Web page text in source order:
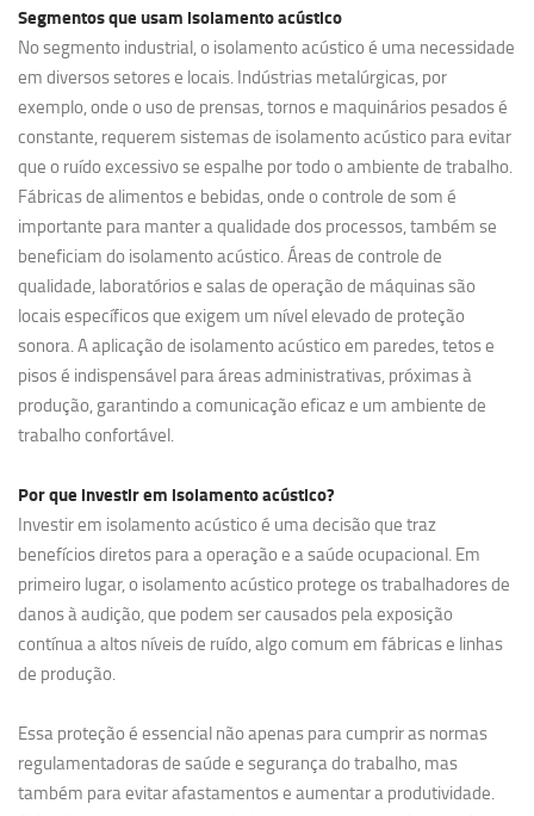
Segmentos que usam isolamento acústico
No segmento industrial, o isolamento acústico é uma necessidade
em diversos setores e locais. Indústrias metalúrgicas, por
exemplo, onde o uso de prensas, tornos e maquinários pesados é
constante, requerem sistemas de isolamento acústico para evitar
que o ruído excessivo se espalhe por todo o ambiente de trabalho.
Fábricas de alimentos e bebidas, onde o controle de som é
importante para manter a qualidade dos processos, também se
beneficiam do isolamento acústico. Áreas de controle de
qualidade, laboratórios e salas de operação de máquinas são
locais específicos que exigem um nível elevado de proteção
sonora. A aplicação de isolamento acústico em paredes, tetos e
pisos é indispensável para áreas administrativas, próximas à
produção, garantindo a comunicação eficaz e um ambiente de
trabalho confortável.
Por que investir em isolamento acústico?
Investir em isolamento acústico é uma decisão que traz
benefícios diretos para a operação e a saúde ocupacional. Em
primeiro lugar, o isolamento acústico protege os trabalhadores de
danos à audição, que podem ser causados pela exposição
contínua a altos níveis de ruído, algo comum em fábricas e linhas
de produção.
Essa proteção é essencial não apenas para cumprir as normas
regulamentadoras de saúde e segurança do trabalho, mas
também para evitar afastamentos e aumentar a produtividade.